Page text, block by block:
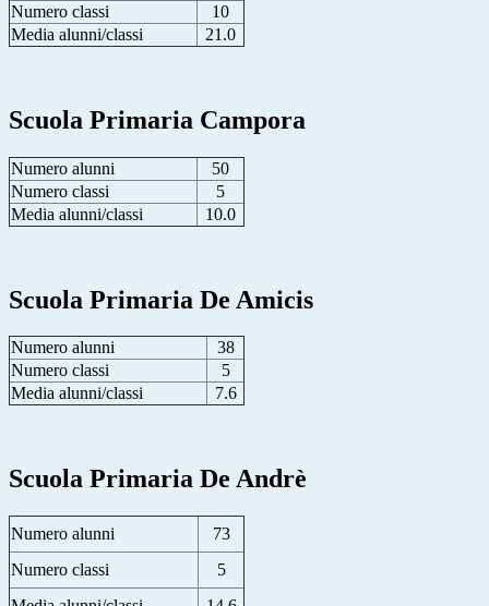
Numero classi
10
Media alunni/classi
21.0
Scuola Primaria Campora
Numero alunni
50
Numero classi
5
Media alunni/classi
10.0
Scuola Primaria De Amicis
Numero alunni
38
Numero classi
5
Media alunni/classi
7.6
Scuola Primaria De Andrè
Numero alunni
73
Numero classi
5